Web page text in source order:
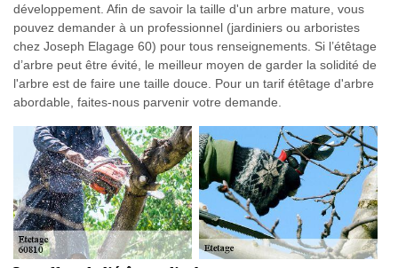
développement. Afin de savoir la taille d'un arbre mature, vous
pouvez demander à un professionnel (jardiniers ou arboristes
chez Joseph Elagage 60) pour tous renseignements. Si l’étêtage
d’arbre peut être évité, le meilleur moyen de garder la solidité de
l'arbre est de faire une taille douce. Pour un tarif étêtage d'arbre
abordable, faites-nous parvenir votre demande.